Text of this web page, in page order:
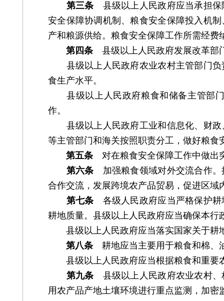
第三条 县级以上人民政府应当承担保
安全保障协调机制、粮食安全保障投入机
产和粮源供给。粮食安全保障工作所需经费
第四条 县级以上人民政府发展改革部
县级以上人民政府农业农村主管部门负
食生产水平。
县级以上人民政府粮食和储备主管部门
作。
县级以上人民政府工业和信息化、财政
等主管部门和海关按照职责分工，做好粮食
第五条 对在粮食安全保障工作中做出
第六条 加强粮食领域对外交流合作
合作交流，发展跨境农产品贸易，促进区域
第七条 各级人民政府应当严格保护耕
耕地质量。县级以上人民政府应当确保本
县级以上人民政府应当落实国家关于耕
第八条 耕地应当主要用于粮食和棉、
县级以上人民政府应当根据粮食和重要
第九条 县级以上人民政府农业农村、
用农产品产地土壤环境进行重点监测，加密